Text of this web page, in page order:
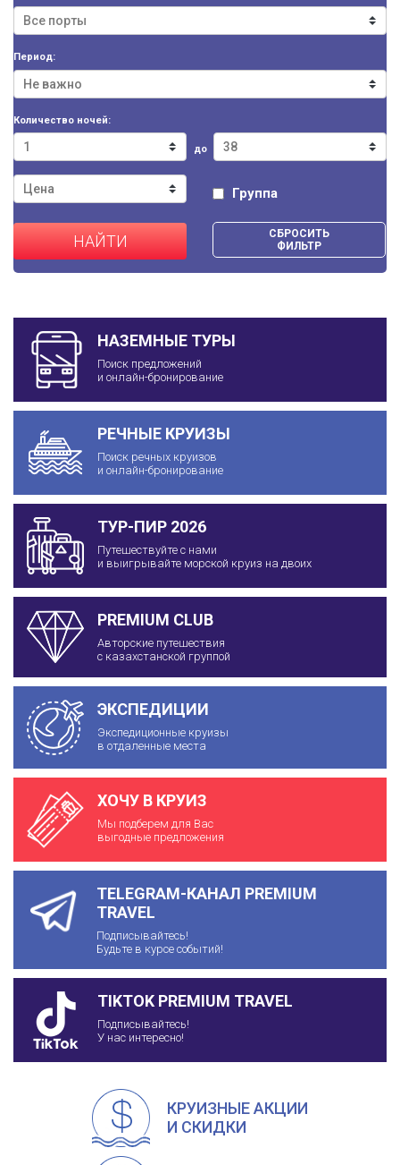
Период:
Количество ночей:
до
Группа
НАЙТИ
СБРОСИТЬ
ФИЛЬТР
НАЗЕМНЫЕ ТУРЫ
Поиск предложений
и онлайн-бронирование
РЕЧНЫЕ КРУИЗЫ
Поиск речных круизов
и онлайн-бронирование
ТУР-ПИР 2026
Путешествуйте с нами
и выигрывайте морской круиз на двоих
PREMIUM CLUB
Авторские путешествия
с казахстанской группой
ЭКСПЕДИЦИИ
Экспедиционные круизы
в отдаленные места
ХОЧУ В КРУИЗ
Мы подберем для Вас
выгодные предложения
TELEGRAM-КАНАЛ PREMIUM
TRAVEL
Подписывайтесь!
Будьте в курсе событий!
TIKTOK PREMIUM TRAVEL
Подписывайтесь!
У нас интересно!
КРУИЗНЫЕ АКЦИИ
И СКИДКИ